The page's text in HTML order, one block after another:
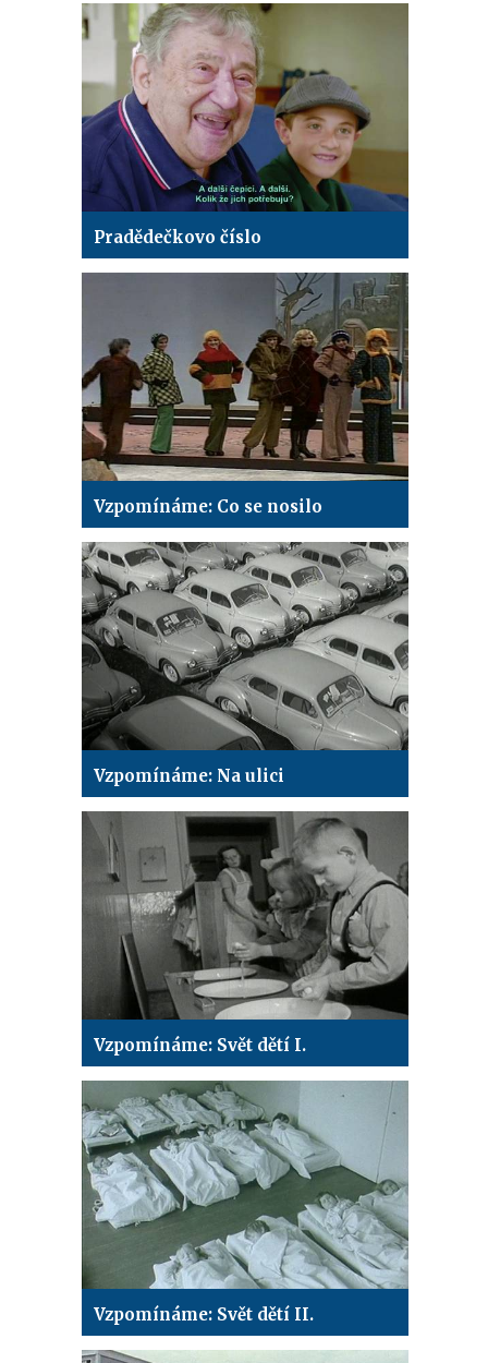
Pradědečkovo číslo
Vzpomínáme: Co se nosilo
Vzpomínáme: Na ulici
Vzpomínáme: Svět dětí I.
Vzpomínáme: Svět dětí II.